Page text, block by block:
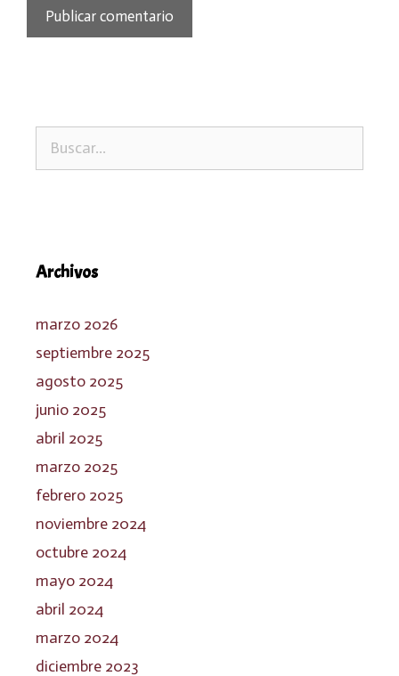
Archivos
marzo 2026
septiembre 2025
agosto 2025
junio 2025
abril 2025
marzo 2025
febrero 2025
noviembre 2024
octubre 2024
mayo 2024
abril 2024
marzo 2024
diciembre 2023